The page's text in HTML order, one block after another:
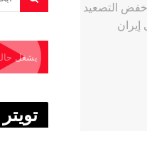
يشغل
تويتر